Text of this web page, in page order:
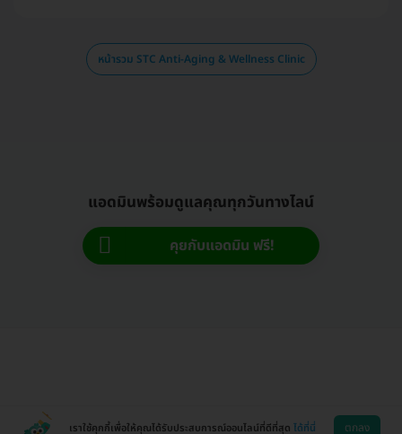
หน้ารวม STC Anti-Aging & Wellness Clinic
แอดมินพร้อมดูแลคุณทุกวันทางไลน์
คุยกับแอดมิน ฟรี!
เราใช้คุกกี้เพื่อให้คุณได้รับประสบการณ์ออนไลน์ที่ดีที่สุด ได้ที่นี่ ตกลง